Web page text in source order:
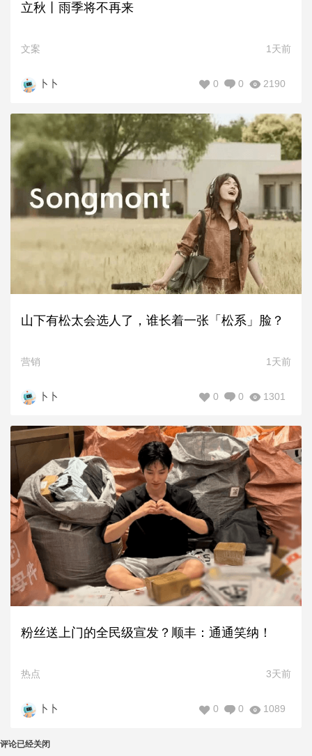
立秋丨雨季将不再来
文案 1天前
卜卜 2190
0
0
山下有松太会选人了，谁长着一张「松系」脸？
营销 1天前
卜卜 1301
0
0
粉丝送上门的全民级宣发？顺丰：通通笑纳！
热点 3天前
卜卜 1089
0
0
评论已经关闭